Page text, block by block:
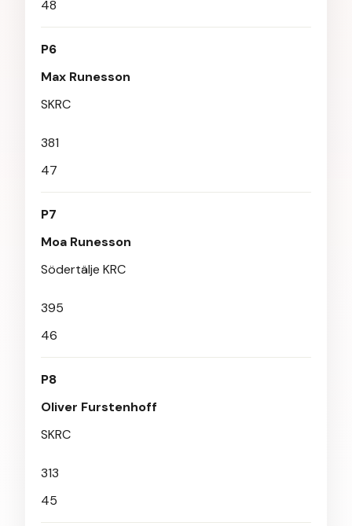
48
P6
Max Runesson
SKRC
381
47
P7
Moa Runesson
Södertälje KRC
395
46
P8
Oliver Furstenhoff
SKRC
313
45